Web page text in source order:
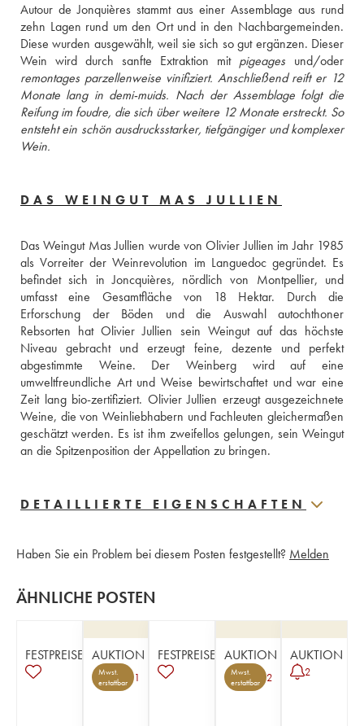
Autour de Jonquières stammt aus einer Assemblage aus rund
zehn Lagen rund um den Ort und in den Nachbargemeinden.
Diese wurden ausgewählt, weil sie sich so gut ergänzen. Dieser
Wein wird durch sanfte Extraktion mit pigeages
remontages parzellenweise vinifiziert. Anschließend reift er 12
Monate lang in demi-muids. Nach der Assemblage folgt die
Reifung im foudre, die sich über weitere 12 Monate erstreckt. So
entsteht ein schön ausdrucksstarker, tiefgängiger und komplexer
Wein.
DAS WEINGUT MAS JULLIEN
Das Weingut Mas Jullien wurde von Olivier Jullien im Jahr 1985
als Vorreiter der Weinrevolution im Languedoc gegründet. Es
befindet sich in Joncquières, nördlich von Montpellier, und
umfasst eine Gesamtfläche von 18 Hektar. Durch die
Erforschung der Böden und die Auswahl autochthoner
Rebsorten hat Olivier Jullien sein Weingut auf das höchste
Niveau gebracht und erzeugt feine, dezente und perfekt
abgestimmte Weine. Der Weinberg wird auf eine
umweltfreundliche Art und Weise bewirtschaftet und war eine
Zeit lang bio-zertifiziert. Olivier Jullien erzeugt ausgezeichnete
Weine, die von Weinliebhabern und Fachleuten gleichermaßen
geschätzt werden. Es ist ihm zweifellos gelungen, sein Weingut
an die Spitzenposition der Appellation zu bringen.
DETAILLIERTE EIGENSCHAFTEN
Haben Sie ein Problem bei diesem Posten festgestellt? Melden
ÄHNLICHE POSTEN
FESTPREISE AUKTION
Mwst.
erstattbar
1
FESTPREISE AUKTION
Mwst.
erstattbar
2
AUKTION
2